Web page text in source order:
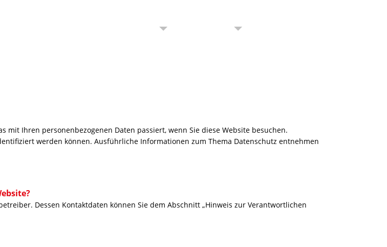
Ihren personenbezogenen Daten passiert, wenn Sie diese Website besuchen.
werden können. Ausführliche Informationen zum Thema Datenschutz entnehmen
Dessen Kontaktdaten können Sie dem Abschnitt „Hinweis zur Verantwortlichen